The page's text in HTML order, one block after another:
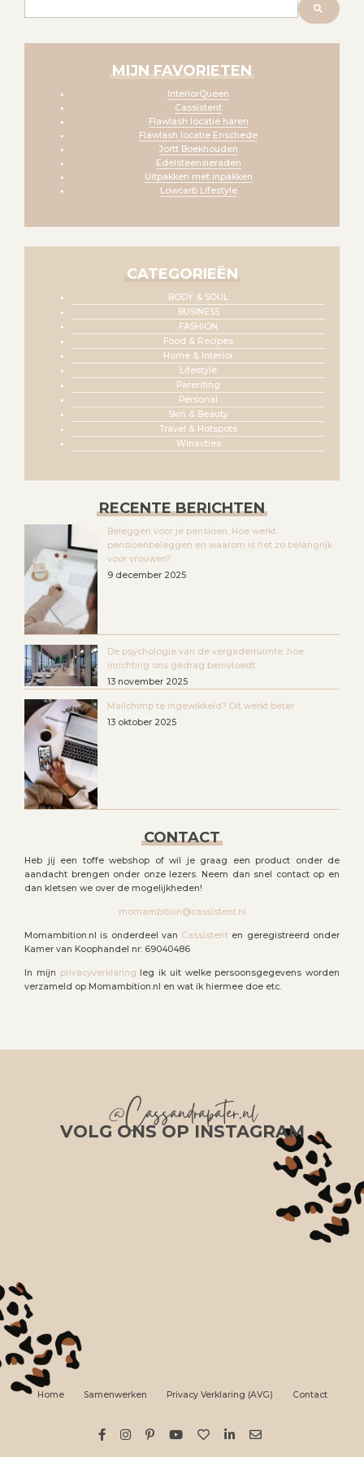
MIJN FAVORIETEN
InteriorQueen
Cassistent
Flawlash locatie haren
Flawlash locatie Enschede
Jortt Boekhouden
Edelsteensieraden
Uitpakken met inpakken
Lowcarb Lifestyle
CATEGORIEËN
BODY & SOUL
BUSINESS
FASHION
Food & Recipes
Home & Interior
Lifestyle
Parenting
Personal
Skin & Beauty
Travel & Hotspots
Winacties
RECENTE BERICHTEN
Beleggen voor je pensioen. Hoe werkt
pensioenbeleggen en waarom is het zo belangrijk
voor vrouwen?
9 december 2025
De psychologie van de vergaderruimte: hoe
inrichting ons gedrag beïnvloedt
13 november 2025
Mailchimp te ingewikkeld? Dit werkt beter
13 oktober 2025
CONTACT
Heb jij een toffe webshop of wil je graag een product onder de
aandacht brengen onder onze lezers. Neem dan snel contact op en
dan kletsen we over de mogelijkheden!
momambition@cassistent.nl
Momambition.nl is onderdeel van Cassistent en geregistreerd onder
Kamer van Koophandel nr: 69040486
In mijn privacyverklaring leg ik uit welke persoonsgegevens worden
verzameld op Momambition.nl en wat ik hiermee doe etc.
@Cassandrapater.nl
VOLG ONS OP INSTAGRAM
Home Samenwerken Privacy Verklaring (AVG) Contact